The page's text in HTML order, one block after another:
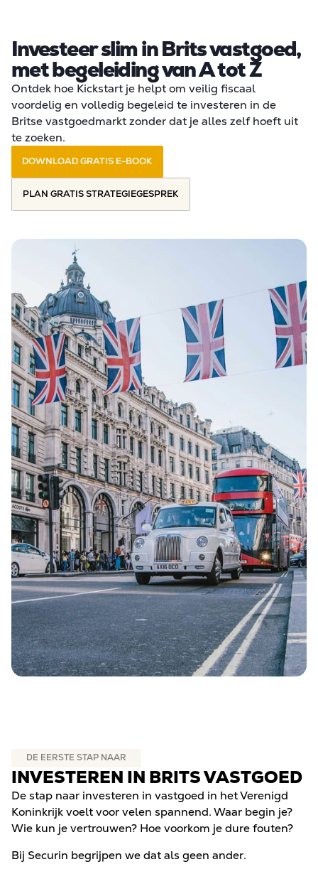
Investeer slim in Brits vastgoed,
met begeleiding van A tot Z
Ontdek hoe Kickstart je helpt om veilig fiscaal
voordelig en volledig begeleid te investeren in de
Britse vastgoedmarkt zonder dat je alles zelf hoeft uit
te zoeken.
DOWNLOAD GRATIS E-BOOK
PLAN GRATIS STRATEGIEGESPREK
DE EERSTE STAP NAAR
INVESTEREN IN BRITS VASTGOED
De stap naar investeren in vastgoed in het Verenigd
Koninkrijk voelt voor velen spannend. Waar begin je?
Wie kun je vertrouwen? Hoe voorkom je dure fouten?
Bij Securin begrijpen we dat als geen ander.